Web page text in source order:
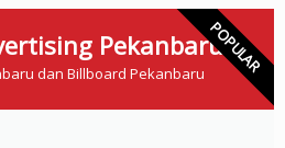
Pekanbaru
dan Billboard PekanbaruPOPULAR